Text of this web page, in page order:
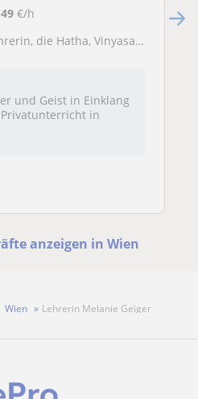
49 €/h
Yin und Restorative Yoga unterrichtet
und Geist in Einklang
in
anzeigen in Wien
Wien Lehrerin Melanie Geiger